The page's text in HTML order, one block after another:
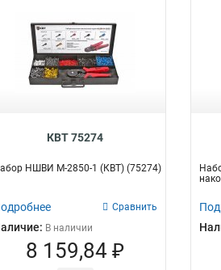
КВТ 75274
НШВИ М-2850-1 (КВТ) (75274)
Сравнить
В наличии
8 159,84 ₽